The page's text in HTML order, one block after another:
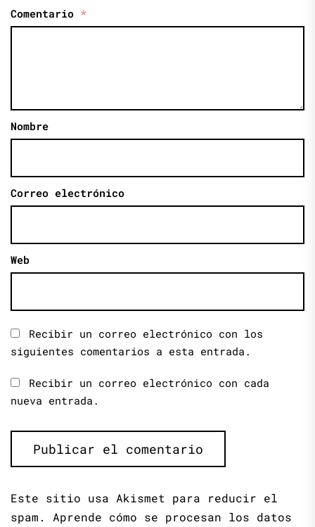
Comentario *
Nombre
Correo electrónico
Web
Recibir un correo electrónico con los
siguientes comentarios a esta entrada.
Recibir un correo electrónico con cada
nueva entrada.
Este sitio usa Akismet para reducir el
spam. Aprende cómo se procesan los datos